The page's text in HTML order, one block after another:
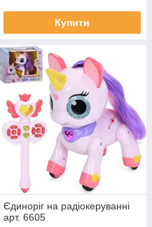
Купити
Єдиноріг на радіокеруванні
арт. 6605